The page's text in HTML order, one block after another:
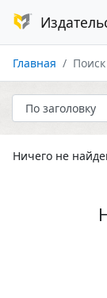
Главная Поиск
Ничего не